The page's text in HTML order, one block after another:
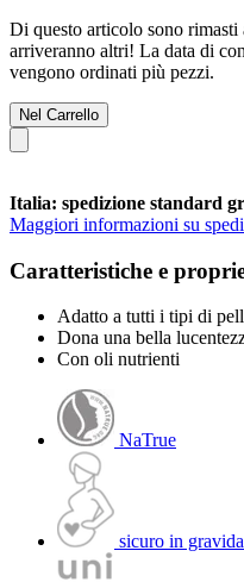
Di questo articolo sono rimasti
arriveranno altri! La data di
vengono ordinati più pezzi.
Nel Carrello
Italia: spedizione standard
Maggiori informazioni su
Caratteristiche e
Adatto a tutti i tipi di
Dona una bella
Con oli nutrienti
NaTrue
sicuro in